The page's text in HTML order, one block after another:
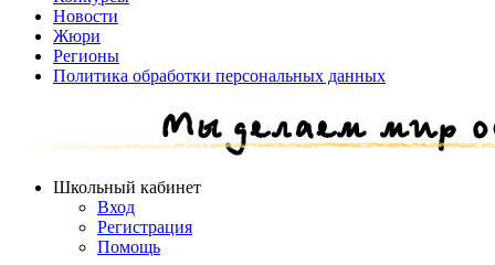
Новости
Жюри
Регионы
Политика обработки персональных данных
Школьный кабинет
Вход
Регистрация
Помощь